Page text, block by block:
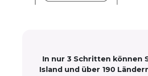
In nur 3 Schritten können
Island und über 190